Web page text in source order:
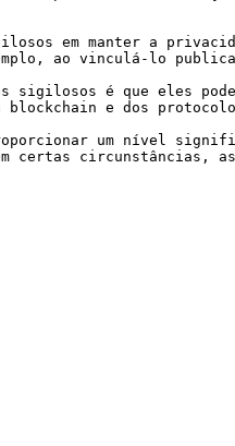
em manter a
ao vinculá-lo
sigilosos é que eles
blockchain e dos
um nível